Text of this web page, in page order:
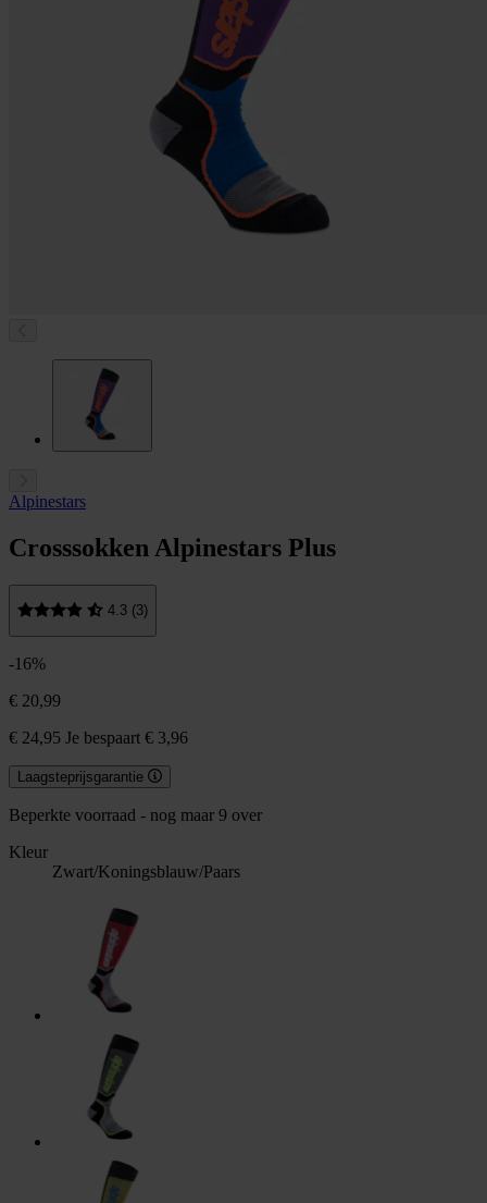
Alpinestars
Crosssokken Alpinestars Plus
4.3 (3)
-16%
€ 20,99
€ 24,95 Je bespaart € 3,96
Laagsteprijsgarantie
Beperkte voorraad - nog maar 9 over
Kleur
Zwart/Koningsblauw/Paars